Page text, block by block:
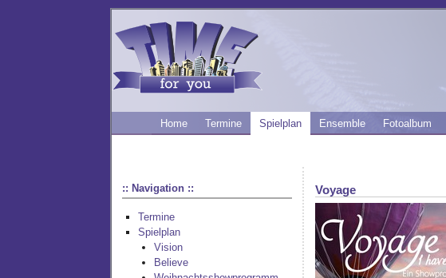
Home Termine Spielplan Ensemble Fotoalbum
:: Navigation ::
Termine
Spielplan
Vision
Believe
Voyage